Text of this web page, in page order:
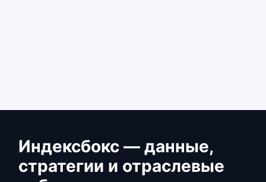
Индексбокс — данные,
стратегии и отраслевые